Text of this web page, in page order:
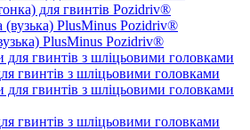
для гвинтів Pozidriv®
PlusMinus Pozidriv®
гвинтів з шліцьовими головками
гвинтів з шліцьовими головками